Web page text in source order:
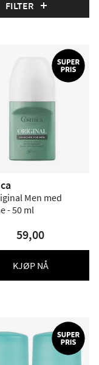
deodorant
FILTER
Men med
- 50 ml
59,00
KJØP NÅ